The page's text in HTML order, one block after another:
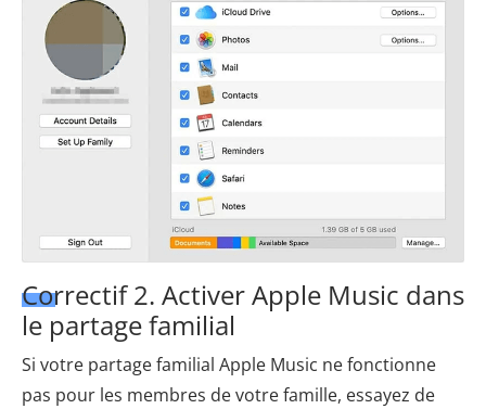
Correctif 2. Activer Apple Music dans
le partage familial
Si votre partage familial Apple Music ne fonctionne
pas pour les membres de votre famille, essayez de